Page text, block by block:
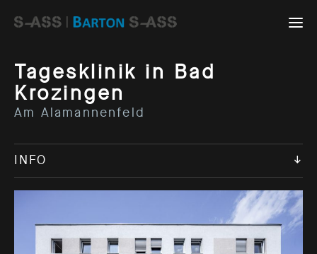
Tagesklinik in Bad
Krozingen
Am Alamannenfeld
INFO